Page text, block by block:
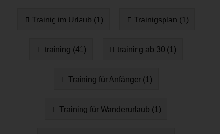
Trainig im Urlaub (1) Trainigsplan (1)
training (41) training ab 30 (1)
Training für Anfänger (1)
Training für Wanderurlaub (1)